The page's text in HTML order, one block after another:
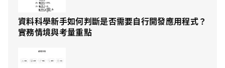
資料科學新手如何判斷是否需要自行開發應用程式？
實務情境與考量重點